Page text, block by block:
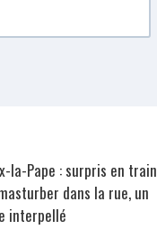
la-Pape : surpris en train
dans la rue, un
interpellé